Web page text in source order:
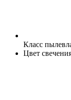
Класс
Цвет